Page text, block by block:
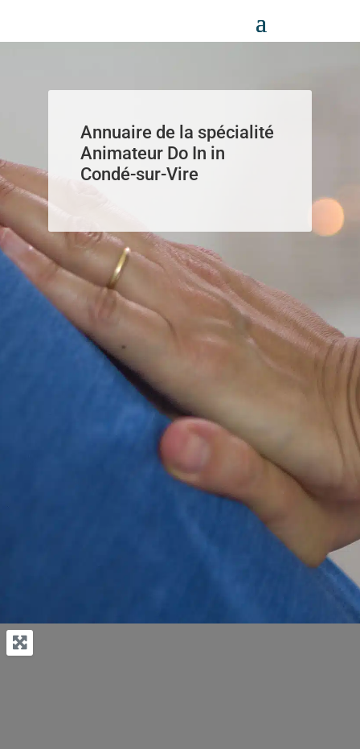
Annuaire de la spécialité
Animateur Do In in
Condé-sur-Vire